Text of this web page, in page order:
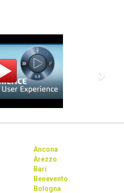
concreti in un’unica giornata.
R2026 e CATIA R2025
Apple e NVIDIA: una
Systèmes, Apple e NVIDIA
con AI e tecnologie immersive.
Ancona
Arezzo
Bari
Benevento
Bologna